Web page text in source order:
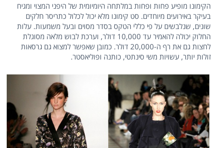
הקימונו מופיע פחות ופחות במלתחה היומיומית של היפני המצוי ומגיח
בעיקר באירועים מיוחדים. סט קימונו מלא יכול לכלול כתריסר חלקים
שונים, שנלבשים על פי כללי הטקס בסדר מסוים ובעל משמעות. עלות
החלוק יכולה להאמיר עד 10,000 דולר, וערכת לבוש מלאה מסוגלת
לחצות גם את רף ה-20,000 דולר. כמובן שאפשר למצוא גם גרסאות
זולות יותר, עשויות משי סינתטי, כותנה ופוליאסטר.